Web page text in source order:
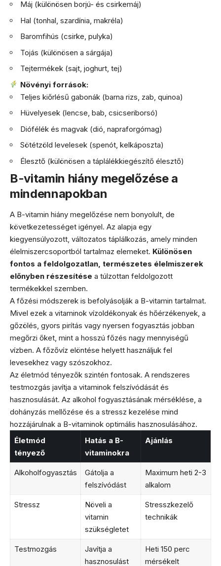
Máj (különösen borjú- és csirkemáj)
Hal (tonhal, szardínia, makréla)
Baromfihús (csirke, pulyka)
Tojás (különösen a sárgája)
Tejtermékek (sajt, joghurt, tej)
Növényi források:
Teljes kiőrlésű gabonák (barna rizs, zab, quinoa)
Hüvelyesek (lencse, bab, csicseriborsó)
Diófélék és magvak (dió, napraforgómag)
Sötétzöld levelesek (spenót, kelkáposzta)
Élesztő (különösen a táplálékkiegészítő élesztő)
B-vitamin hiány megelőzése a
mindennapokban
A B-vitamin hiány megelőzése nem bonyolult, de
következetességet igényel. Az alapja egy
kiegyensúlyozott, változatos táplálkozás, amely minden
élelmiszercsoportból tartalmaz elemeket. Különösen
fontos a feldolgozatlan, természetes élelmiszerek
előnyben részesítése a túlzottan feldolgozott
termékekkel szemben.
A főzési módszerek is befolyásolják a B-vitamin tartalmat.
Mivel ezek a vitaminok vízoldékonyak és hőérzékenyek, a
gőzölés, gyors pirítás vagy nyersen fogyasztás jobban
megőrzi őket, mint a hosszú főzés nagy mennyiségű
vízben. A főzővíz elöntése helyett használjuk fel
levesekhez vagy szószokhoz.
Az életmód tényezők szintén fontosak. A rendszeres
testmozgás javítja a vitaminok felszívódását és
hasznosulását. Az alkohol fogyasztásának mérséklése, a
dohányzás mellőzése és a stressz kezelése mind
hozzájárulnak a B-vitaminok optimális hasznosulásához.
Életmód
tényező
Hatás a B-
vitaminokra
Ajánlás
Alkoholfogyasztás
Gátolja a
felszívódást
Maximum heti 2-3
alkalom
Stressz
Növeli a
vitamin
szükségletet
Stresszkezelő
technikák
Testmozgás
Javítja a
hasznosulást
Heti 150 perc
mérsékelt